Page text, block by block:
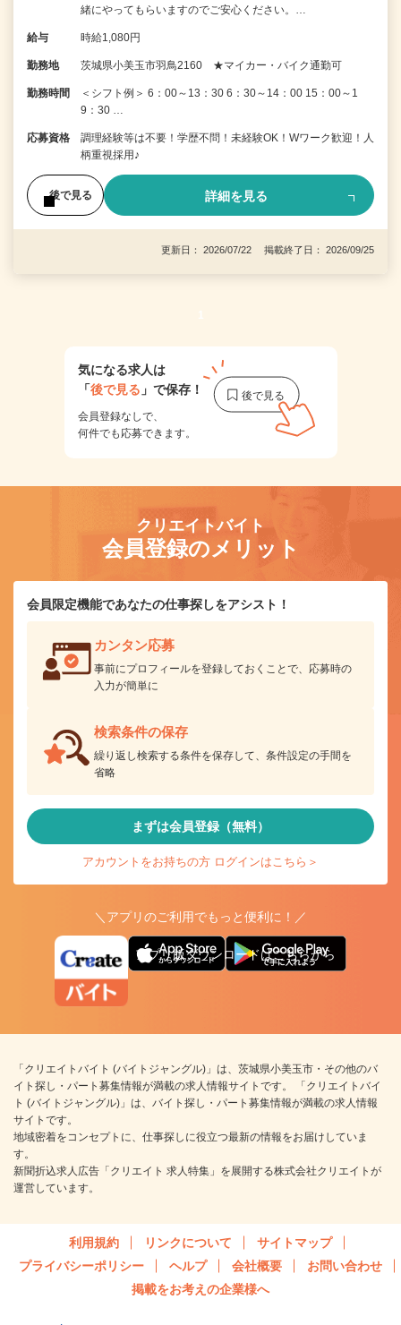
緒にやってもらいますのでご安心ください。…
給与 時給1,080円
勤務地 茨城県小美玉市羽鳥2160 ★マイカー・バイク通勤可
勤務時間
＜シフト例＞ 6：00～13：30 6：30～14：00 15：00～1
9：30 …
応募資格
調理経験等は不要！学歴不問！未経験OK！Wワーク歓迎！人
柄重視採用♪
後で見る 詳細を見る
更新日： 2026/07/22 掲載終了日： 2026/09/25
1
気になる求人は
「後で見る 」で保存！
会員登録なしで、
何件でも応募できます。
クリエイトバイト
会員登録のメリット
会員限定機能であなたの仕事探しをアシスト！
カンタン応募
事前にプロフィールを登録しておくことで、応募時の
入力が簡単に
検索条件の保存
繰り返し検索する条件を保存して、条件設定の手間を
省略
まずは会員登録（無料）
アカウントをお持ちの方 ログインはこちら＞
＼アプリのご利用でもっと便利に！／
アプリ版ダウンロードはこちらから
「クリエイトバイト (バイトジャングル)」は、茨城県小美玉市・その他のバ
イト探し・パート募集情報が満載の求人情報サイトです。 「クリエイトバイ
ト (バイトジャングル)」は、バイト探し・パート募集情報が満載の求人情報
サイトです。
地域密着をコンセプトに、仕事探しに役立つ最新の情報をお届けしていま
す。
新聞折込求人広告「クリエイト 求人特集」を展開する株式会社クリエイトが
運営しています。
利用規約 リンクについて
サイトマップ
プライバシーポリシー
ヘルプ 会社概要
お問い合わせ
掲載をお考えの企業様へ